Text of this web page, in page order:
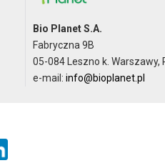
Bio Planet S.A.
Fabryczna 9B
05-084 Leszno k. Warszawy,
e-mail:info@bioplanet.pl